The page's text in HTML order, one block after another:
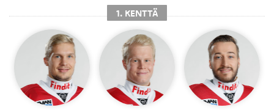
1. KENTTÄ